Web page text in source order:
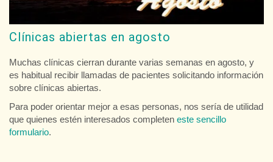
Clínicas abiertas en agosto
Muchas clínicas cierran durante varias semanas en agosto, y
es habitual recibir llamadas de pacientes solicitando información
sobre clínicas abiertas.
Para poder orientar mejor a esas personas, nos sería de utilidad
que quienes estén interesados completen este sencillo
formulario.